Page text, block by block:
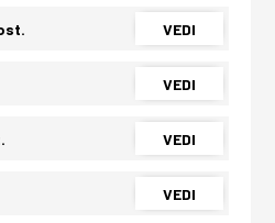
VEDI
VEDI
VEDI
VEDI